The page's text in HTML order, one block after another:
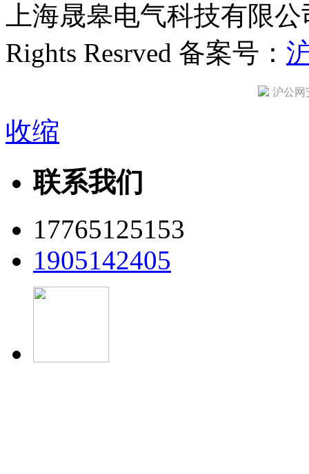
上海晟皋电气科技有限
Rights Resrved 备案号：
沪公网
收缩
联系我们
17765125153
1905142405